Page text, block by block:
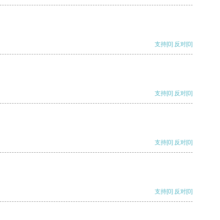
支持[0] 反对[0]
支持[0] 反对[0]
支持[0] 反对[0]
支持[0] 反对[0]